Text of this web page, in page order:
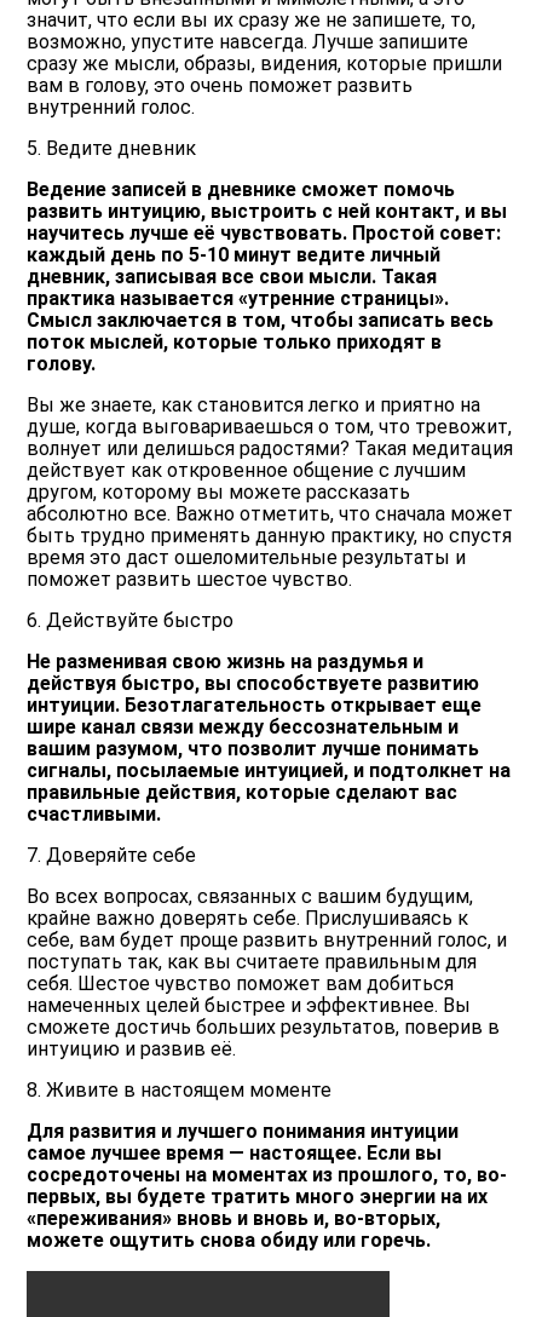
значит, что если вы их сразу же не запишете, то,
возможно, упустите навсегда. Лучше запишите
сразу же мысли, образы, видения, которые пришли
вам в голову, это очень поможет развить
внутренний голос.
5. Ведите дневник
Ведение записей в дневнике сможет помочь
развить интуицию, выстроить с ней контакт, и вы
научитесь лучше её чувствовать. Простой совет:
каждый день по 5-10 минут ведите личный
дневник, записывая все свои мысли. Такая
практика называется «утренние страницы».
Смысл заключается в том, чтобы записать весь
поток мыслей, которые только приходят в
голову.
Вы же знаете, как становится легко и приятно на
душе, когда выговариваешься о том, что тревожит,
волнует или делишься радостями? Такая медитация
действует как откровенное общение с лучшим
другом, которому вы можете рассказать
абсолютно все. Важно отметить, что сначала может
быть трудно применять данную практику, но спустя
время это даст ошеломительные результаты и
поможет развить шестое чувство.
6. Действуйте быстро
Не разменивая свою жизнь на раздумья и
действуя быстро, вы способствуете развитию
интуиции. Безотлагательность открывает еще
шире канал связи между бессознательным и
вашим разумом, что позволит лучше понимать
сигналы, посылаемые интуицией, и подтолкнет на
правильные действия, которые сделают вас
счастливыми.
7. Доверяйте себе
Во всех вопросах, связанных с вашим будущим,
крайне важно доверять себе. Прислушиваясь к
себе, вам будет проще развить внутренний голос, и
поступать так, как вы считаете правильным для
себя. Шестое чувство поможет вам добиться
намеченных целей быстрее и эффективнее. Вы
сможете достичь больших результатов, поверив в
интуицию и развив её.
8. Живите в настоящем моменте
Для развития и лучшего понимания интуиции
самое лучшее время — настоящее. Если вы
сосредоточены на моментах из прошлого, то, во-
первых, вы будете тратить много энергии на их
«переживания» вновь и вновь и, во-вторых,
можете ощутить снова обиду или горечь.